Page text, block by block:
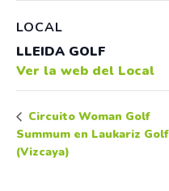
LOCAL
LLEIDA GOLF
Ver la web del Local
Circuito Woman Golf
Summum en Laukariz Golf
(Vizcaya)